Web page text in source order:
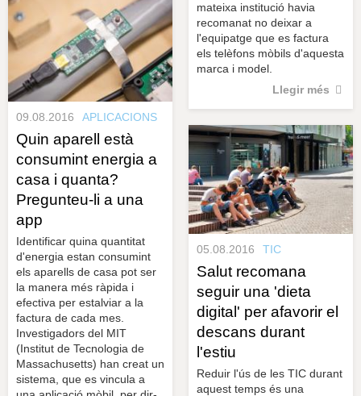
mateixa institució havia
recomanat no deixar a
l'equipatge que es factura
els telèfons mòbils d'aquesta
marca i model.
Llegir més
09.08.2016 APLICACIONS
Quin aparell està
consumint energia a
casa i quanta?
Pregunteu-li a una
app
Identificar quina quantitat
d'energia estan consumint
els aparells de casa pot ser
la manera més ràpida i
efectiva per estalviar a la
factura de cada mes.
Investigadors del MIT
(Institut de Tecnologia de
Massachusetts) han creat un
sistema, que es vincula a
05.08.2016 TIC
Salut recomana
seguir una 'dieta
digital' per afavorir el
descans durant
l'estiu
Reduir l'ús de les TIC durant
aquest temps és una